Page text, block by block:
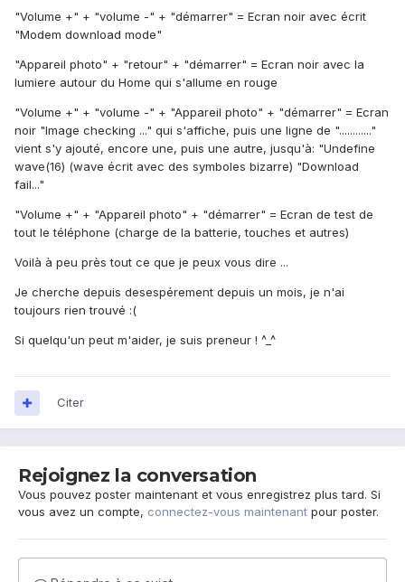
"Volume +" + "volume -" + "démarrer" = Ecran noir avec écrit
"Modem download mode"
"Appareil photo" + "retour" + "démarrer" = Ecran noir avec la
lumiere autour du Home qui s'allume en rouge
"Volume +" + "volume -" + "Appareil photo" + "démarrer" = Ecran
noir "Image checking ..." qui s'affiche, puis une ligne de "............"
vient s'y ajouté, encore une, puis une autre, jusqu'à: "Undefine
wave(16) (wave écrit avec des symboles bizarre) "Download
fail..."
"Volume +" + "Appareil photo" + "démarrer" = Ecran de test de
tout le téléphone (charge de la batterie, touches et autres)
Voilà à peu près tout ce que je peux vous dire ...
Je cherche depuis desespérement depuis un mois, je n'ai
toujours rien trouvé :(
Si quelqu'un peut m'aider, je suis preneur ! ^_^
Citer
Rejoignez la conversation
Vous pouvez poster maintenant et vous enregistrez plus tard. Si
vous avez un compte, connectez-vous maintenant pour poster.